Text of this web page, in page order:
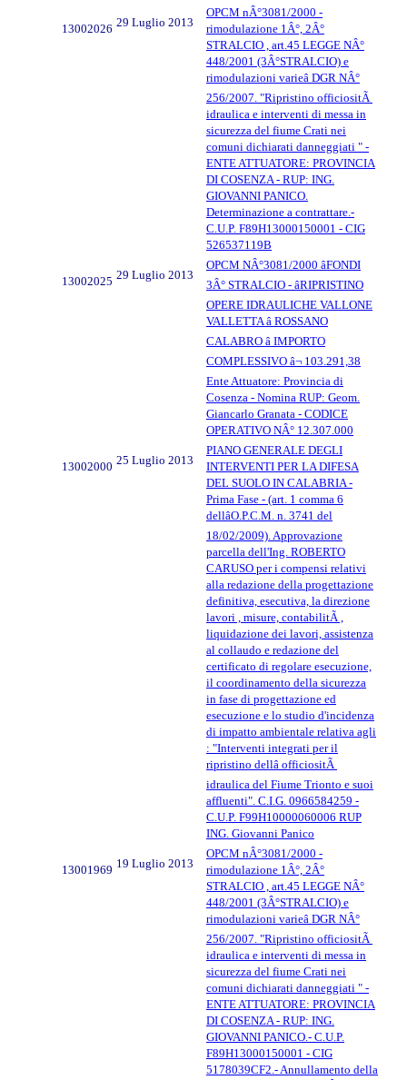
13002026 29 Luglio 2013
OPCM nÂ°3081/2000 -
rimodulazione 1Â°, 2Â°
STRALCIO , art.45 LEGGE NÂ°
448/2001 (3Â°STRALCIO) e
rimodulazioni varieâ DGR NÂ°
256/2007. "Ripristino officiositÃ
idraulica e interventi di messa in
sicurezza del fiume Crati nei
comuni dichiarati danneggiati " -
ENTE ATTUATORE: PROVINCIA
DI COSENZA - RUP: ING.
GIOVANNI PANICO.
Determinazione a contrattare.-
C.U.P. F89H13000150001 - CIG
526537119B
13002025 29 Luglio 2013
OPCM NÂ°3081/2000 âFONDI
3Â° STRALCIO - âRIPRISTINO
OPERE IDRAULICHE VALLONE
VALLETTA â ROSSANO
CALABRO â IMPORTO
COMPLESSIVO â¬ 103.291,38
Ente Attuatore: Provincia di
Cosenza - Nomina RUP: Geom.
Giancarlo Granata - CODICE
OPERATIVO NÂ° 12.307.000
13002000 25 Luglio 2013
PIANO GENERALE DEGLI
INTERVENTI PER LA DIFESA
DEL SUOLO IN CALABRIA -
Prima Fase - (art. 1 comma 6
dellâO.P.C.M. n. 3741 del
18/02/2009). Approvazione
parcella dell'Ing. ROBERTO
CARUSO per i compensi relativi
alla redazione della progettazione
definitiva, esecutiva, la direzione
lavori , misure, contabilitÃ ,
liquidazione dei lavori, assistenza
al collaudo e redazione del
certificato di regolare esecuzione,
il coordinamento della sicurezza
in fase di progettazione ed
esecuzione e lo studio d'incidenza
di impatto ambientale relativa agli
: "Interventi integrati per il
ripristino dellâ officiositÃ
idraulica del Fiume Trionto e suoi
affluenti". C.I.G. 0966584259 -
C.U.P. F99H10000060006 RUP
ING. Giovanni Panico
13001969 19 Luglio 2013
OPCM nÂ°3081/2000 -
rimodulazione 1Â°, 2Â°
STRALCIO , art.45 LEGGE NÂ°
448/2001 (3Â°STRALCIO) e
rimodulazioni varieâ DGR NÂ°
256/2007. "Ripristino officiositÃ
idraulica e interventi di messa in
sicurezza del fiume Crati nei
comuni dichiarati danneggiati " -
ENTE ATTUATORE: PROVINCIA
DI COSENZA - RUP: ING.
GIOVANNI PANICO.- C.U.P.
F89H13000150001 - CIG
5178039CF2.- Annullamento della